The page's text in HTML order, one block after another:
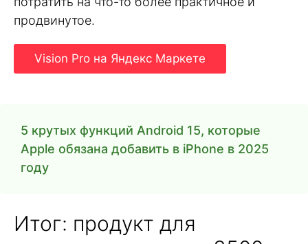
продвинутое.
Vision Pro на Яндекс Маркете
5 крутых функций Android 15, которые
Apple обязана добавить в iPhone в 2025
году
Итог: продукт для